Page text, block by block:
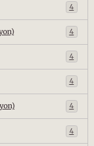
4
4
4
4
4
4